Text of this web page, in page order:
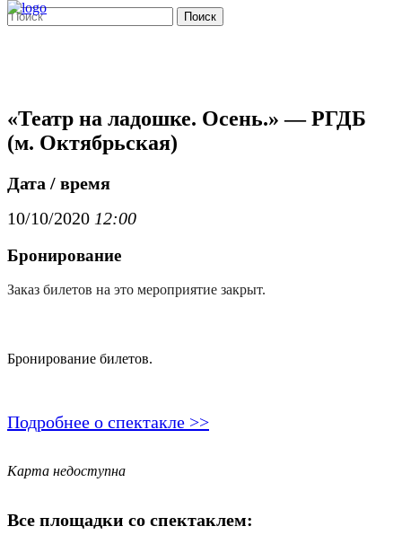
Поиск
«Театр на ладошке. Осень.» — РГДБ
(м. Октябрьская)
Дата / время
10/10/2020 12:00
Бронирование
Заказ билетов на это мероприятие закрыт.
Бронирование билетов.
Подробнее о спектакле >>
Карта недоступна
Все площадки со спектаклем: